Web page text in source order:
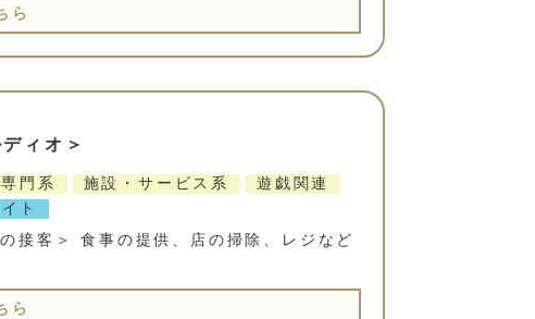
ら
ィオ＞
専門系 施設・サービス系
遊戯関連
ト
接客＞ 食事の提供、店の掃除、レジなど
ら